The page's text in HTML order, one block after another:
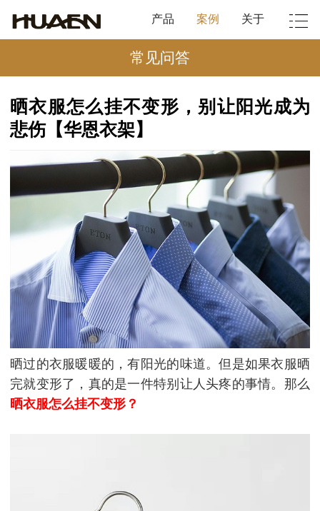
产品 案例 关于
常见问答
晒衣服怎么挂不变形，别让阳光成为
悲伤【华恩衣架】
晒过的衣服暖暖的，有阳光的味道。但是如果衣服晒
完就变形了，真的是一件特别让人头疼的事情。那么
晒衣服怎么挂不变形？